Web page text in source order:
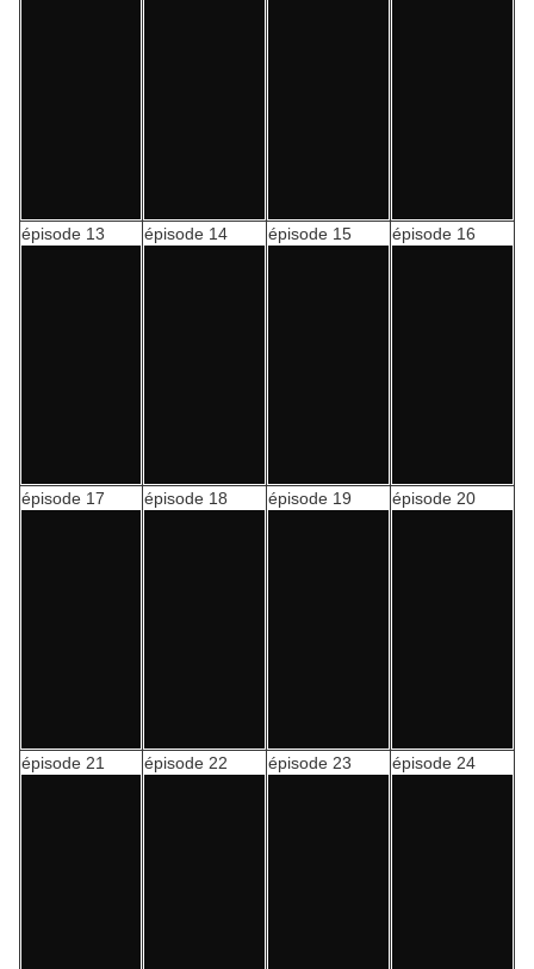
épisode 13 épisode 14 épisode 15 épisode 16
épisode 17 épisode 18 épisode 19 épisode 20
épisode 21 épisode 22 épisode 23 épisode 24